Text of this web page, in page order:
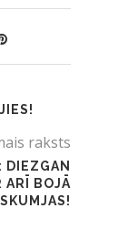
raksts
DIEZGAN
ARĪ BOJĀ